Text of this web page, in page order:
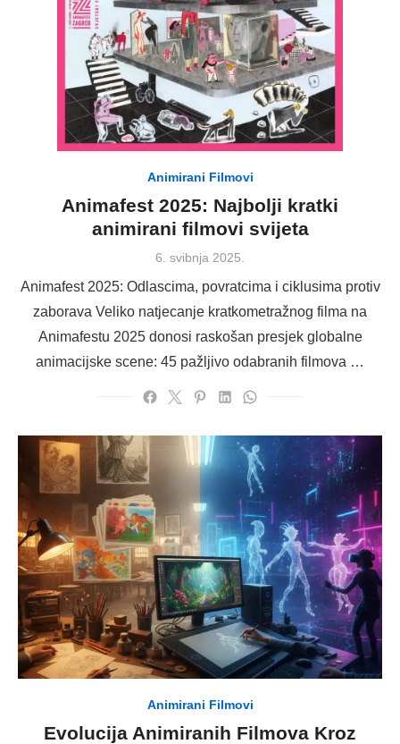
Animirani Filmovi
Animafest 2025: Najbolji kratki
animirani filmovi svijeta
Posted
6. svibnja 2025.
Animafest 2025: Odlascima, povratcima i ciklusima protiv
zaborava Veliko natjecanje kratkometražnog filma na
Animafestu 2025 donosi raskošan presjek globalne
animacijske scene: 45 pažljivo odabranih filmova …
Animirani Filmovi
Evolucija Animiranih Filmova Kroz